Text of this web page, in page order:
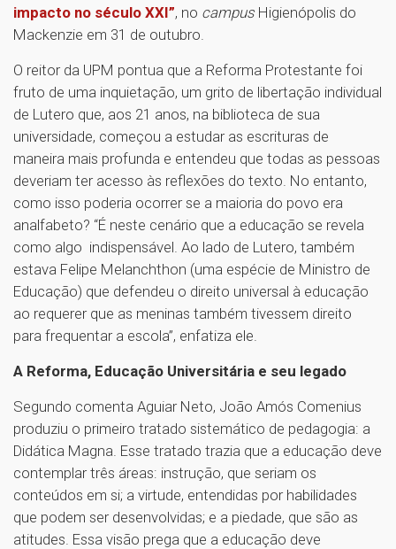
impacto no século XXI”, no campus Higienópolis do
Mackenzie em 31 de outubro.
O reitor da UPM pontua que a Reforma Protestante foi
fruto de uma inquietação, um grito de libertação individual
de Lutero que, aos 21 anos, na biblioteca de sua
universidade, começou a estudar as escrituras de
maneira mais profunda e entendeu que todas as pessoas
deveriam ter acesso às reflexões do texto. No entanto,
como isso poderia ocorrer se a maioria do povo era
analfabeto? “É neste cenário que a educação se revela
como algo indispensável. Ao lado de Lutero, também
estava Felipe Melanchthon (uma espécie de Ministro de
Educação) que defendeu o direito universal à educação
ao requerer que as meninas também tivessem direito
para frequentar a escola”, enfatiza ele.
A Reforma, Educação Universitária e seu legado
Segundo comenta Aguiar Neto, João Amós Comenius
produziu o primeiro tratado sistemático de pedagogia: a
Didática Magna. Esse tratado trazia que a educação deve
contemplar três áreas: instrução, que seriam os
conteúdos em si; a virtude, entendidas por habilidades
que podem ser desenvolvidas; e a piedade, que são as
atitudes. Essa visão prega que a educação deve